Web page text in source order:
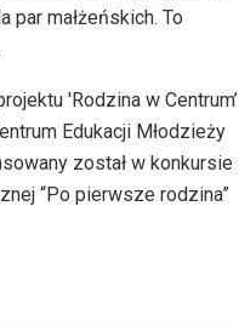
par małżeńskich. To
'Rodzina w Centrum’
Edukacji Młodzieży
został w konkursie
“Po pierwsze rodzina”